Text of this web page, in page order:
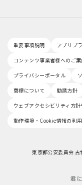
重要事項説明 アプリプ
コンテンツ事業者様へのご案
プライバシーポータル
商標について
勧誘方針
ウェブアクセシビリティ方
動作環境・Cookie情報の利
東京都公安委員会